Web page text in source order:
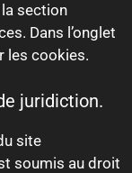
section
Dans l’onglet
les cookies.
juridiction.
site
soumis au droit